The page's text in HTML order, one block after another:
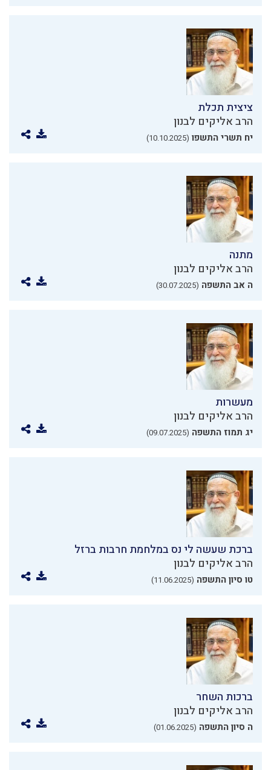
ציצית תכלת
הרב אליקים לבנון
יח תשרי התשפו (10.10.2025)
מתנה
הרב אליקים לבנון
ה אב התשפה (30.07.2025)
מעשרות
הרב אליקים לבנון
יג תמוז התשפה (09.07.2025)
ברכת שעשה לי נס במלחמת חרבות ברזל
הרב אליקים לבנון
טו סיון התשפה (11.06.2025)
ברכות השחר
הרב אליקים לבנון
ה סיון התשפה (01.06.2025)